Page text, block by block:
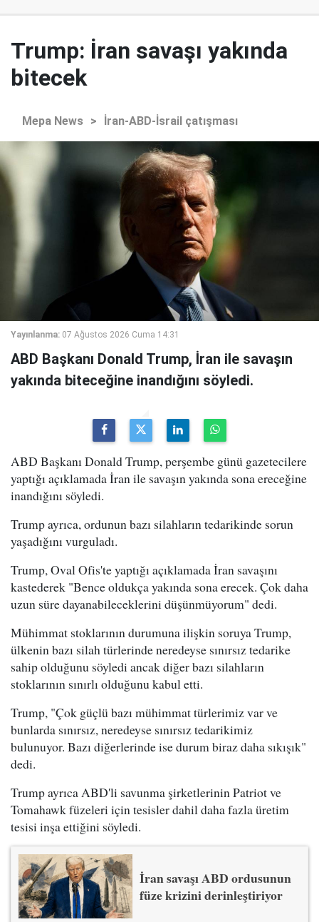
Trump: İran savaşı yakında
bitecek
Mepa News > İran-ABD-İsrail çatışması
Yayınlanma: 07 Ağustos 2026 Cuma 14:31
ABD Başkanı Donald Trump, İran ile savaşın
yakında biteceğine inandığını söyledi.
ABD Başkanı Donald Trump, perşembe günü gazetecilere
yaptığı açıklamada İran ile savaşın yakında sona ereceğine
inandığını söyledi.
Trump ayrıca, ordunun bazı silahların tedarikinde sorun
yaşadığını vurguladı.
Trump, Oval Ofis'te yaptığı açıklamada İran savaşını
kastederek "Bence oldukça yakında sona erecek. Çok daha
uzun süre dayanabileceklerini düşünmüyorum" dedi.
Mühimmat stoklarının durumuna ilişkin soruya Trump,
ülkenin bazı silah türlerinde neredeyse sınırsız tedarike
sahip olduğunu söyledi ancak diğer bazı silahların
stoklarının sınırlı olduğunu kabul etti.
Trump, "Çok güçlü bazı mühimmat türlerimiz var ve
bunlarda sınırsız, neredeyse sınırsız tedarikimiz
bulunuyor. Bazı diğerlerinde ise durum biraz daha sıkışık"
dedi.
Trump ayrıca ABD'li savunma şirketlerinin Patriot ve
Tomahawk füzeleri için tesisler dahil daha fazla üretim
tesisi inşa ettiğini söyledi.
İran savaşı ABD ordusunun
füze krizini derinleştiriyor